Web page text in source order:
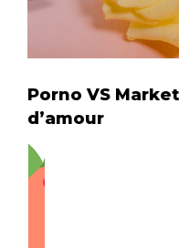
Porno VS
d’amour